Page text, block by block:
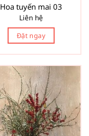
Hoa tuyến mai 03
Liên hệ
Đặt ngay